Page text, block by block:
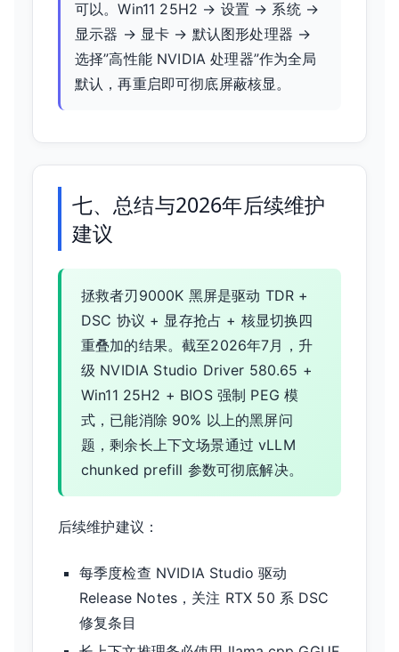
可以。Win11 25H2 → 设置 → 系统 →
显示器 → 显卡 → 默认图形处理器 →
选择”高性能 NVIDIA 处理器”作为全局
默认，再重启即可彻底屏蔽核显。
七、总结与2026年后续维护
建议
拯救者刃9000K 黑屏是驱动 TDR +
DSC 协议 + 显存抢占 + 核显切换四
重叠加的结果。截至2026年7月，升
级 NVIDIA Studio Driver 580.65 +
Win11 25H2 + BIOS 强制 PEG 模
式，已能消除 90% 以上的黑屏问
题，剩余长上下文场景通过 vLLM
chunked prefill 参数可彻底解决。
后续维护建议：
每季度检查 NVIDIA Studio 驱动
Release Notes，关注 RTX 50 系 DSC
修复条目